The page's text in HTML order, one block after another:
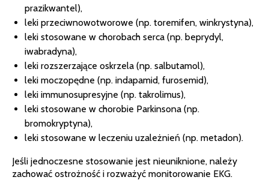
prazikwantel),
leki przeciwnowotworowe (np. toremifen, winkrystyna),
leki stosowane w chorobach serca (np. beprydyl,
iwabradyna),
leki rozszerzające oskrzela (np. salbutamol),
leki moczopędne (np. indapamid, furosemid),
leki immunosupresyjne (np. takrolimus),
leki stosowane w chorobie Parkinsona (np.
bromokryptyna),
leki stosowane w leczeniu uzależnień (np. metadon).
Jeśli jednoczesne stosowanie jest nieuniknione, należy
zachować ostrożność i rozważyć monitorowanie EKG.